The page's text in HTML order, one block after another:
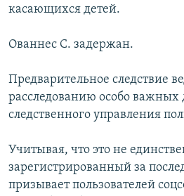
касающихся детей.
Ованнес С. задержан.
Предварительное следствие
расследованию особо важных
следственного управления
Учитывая, что это не
зарегистрированный за
призывает пользователей